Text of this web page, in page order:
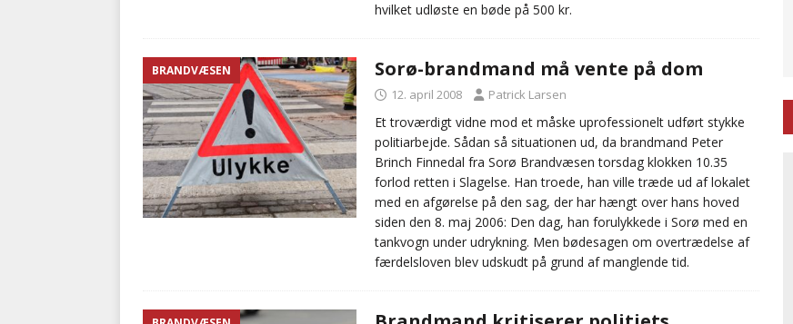
hvilket udløste en bøde på 500 kr.
BRANDVÆSEN Sorø-brandmand må vente på dom
12. april 2008 Patrick Larsen
Et troværdigt vidne mod et måske uprofessionelt udført stykke
politiarbejde. Sådan så situationen ud, da brandmand Peter
Brinch Finnedal fra Sorø Brandvæsen torsdag klokken 10.35
forlod retten i Slagelse. Han troede, han ville træde ud af lokalet
med en afgørelse på den sag, der har hængt over hans hoved
siden den 8. maj 2006: Den dag, han forulykkede i Sorø med en
tankvogn under udrykning. Men bødesagen om overtrædelse af
færdelsloven blev udskudt på grund af manglende tid.